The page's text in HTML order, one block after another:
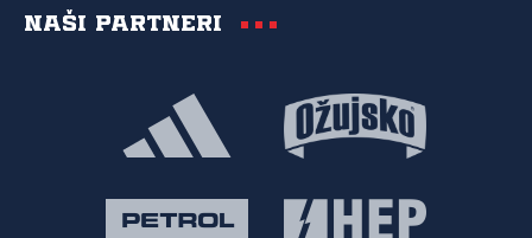
Naši partneri